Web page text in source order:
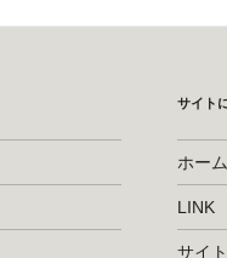
サイト
ホーム
LINK
サイ